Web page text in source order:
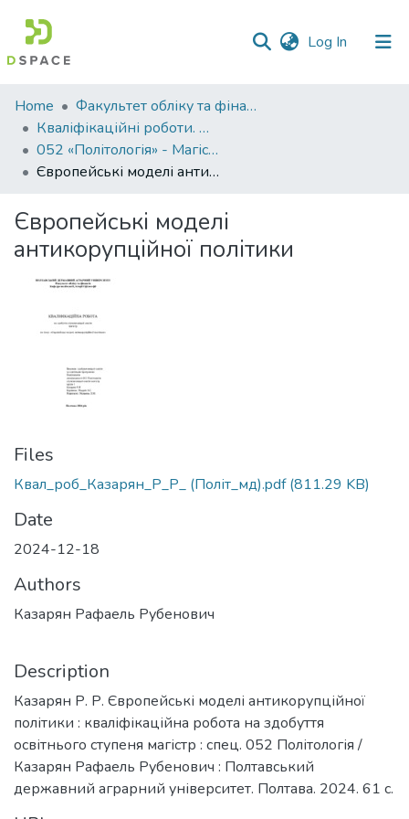
Log In (current)
Communities
&
Collections
All of DSpace
Statistics
Home
Факультет обліку та фінансів
Кваліфікаційні роботи. Факультет обліку та фінансів
052 «Політологія» - Магістри 2024-2025
Європейські моделі антикорупційної політики
Європейські моделі
антикорупційної політики
Files
Квал_роб_Казарян_Р_Р_ (Політ_мд).pdf(811.29 KB)
Date
2024-12-18
Authors
Казарян Рафаель Рубенович
Description
Казарян Р. Р. Європейські моделі антикорупційної
політики : кваліфікаційна робота на здобуття
освітнього ступеня магістр : спец. 052 Політологія /
Казарян Рафаель Рубенович : Полтавський
державний аграрний університет. Полтава. 2024. 61 с.